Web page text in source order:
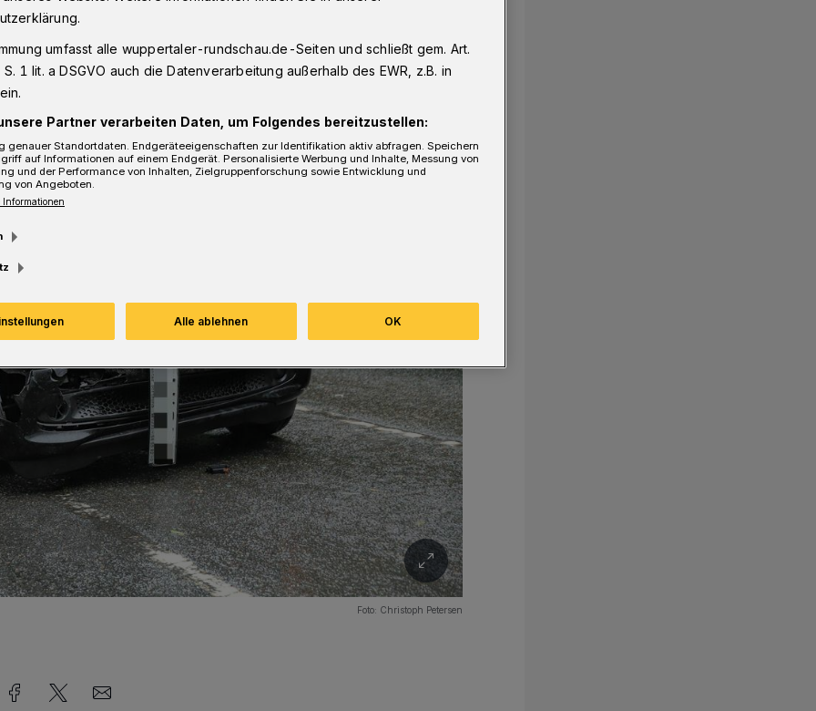
Straße
1/11
Foto: Christoph Petersen
umfasst alle wuppertaler-rundschau.de-Seiten und schließt gem. Art.
1 lit. a DSGVO auch die Datenverarbeitung außerhalb des EWR, z.B. in
Partner verarbeiten Daten, um Folgendes bereitzustellen:
genauer Standortdaten. Endgeräteeigenschaften zur Identifikation aktiv abfragen. Speichern
auf Informationen auf einem Endgerät. Personalisierte Werbung und Inhalte, Messung von
und der Performance von Inhalten, Zielgruppenforschung sowie Entwicklung und
von Angeboten.
Alle ablehnen OK